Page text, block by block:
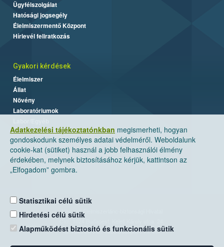
Adatkezelési tájékoztatónkban megismerheti, hogyan
gondoskodunk személyes adatai védelméről. Weboldalunk
cookie-kat (sütiket) használ a jobb felhasználói élmény
érdekében, melynek biztosításához kérjük, kattintson az
„Elfogadom” gombra.
Statisztikai célú sütik
Hirdetési célú sütik
Alapműködést biztosító és funkcionális sütik
Ügyfélszolgálat
Hatósági jogsegély
Élelmiszermentő Központ
Hírlevél feliratkozás
Gyakori kérdések
Élelmiszer
Állat
Növény
Laboratóriumok
Nemzeti Élelmiszerlánc-biztonsági Hivatal
Levelezési cím: 1525 Budapest. Pf. 30.